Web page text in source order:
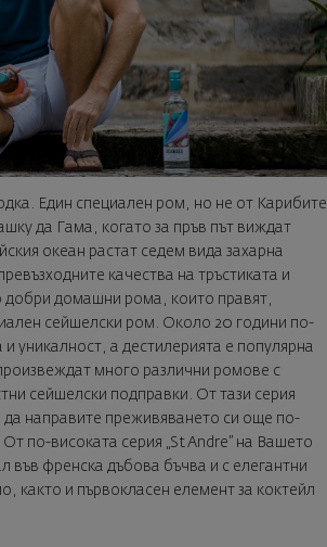
Един специален ром, но не от Карибите,
да Гама, когато за пръв път виждат
океан растат седем вида захарна
качества на тръстикатa и
добри домашни рома, които правят,
сейшелски ром. Около 20 години по-
уникалност, а дестилерията е популярна
много различни ромове с
сейшелски подправки. От тази серия
направите преживяването си още по-
по-високата серия „St Andre” на Вашето
френска дъбова бъчва и с елегантни
както и първокласен елемент за коктейл